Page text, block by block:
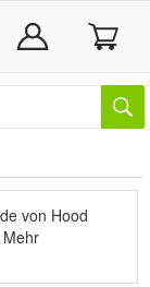
von Hood
Mehr